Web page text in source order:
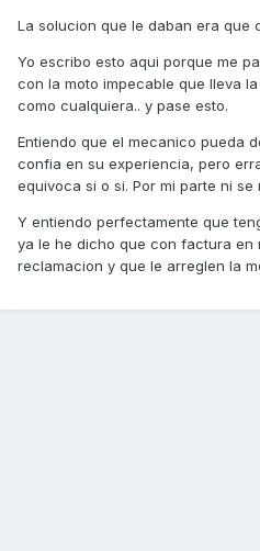
La solucion que le daban era que
Yo escribo esto aqui porque me
con la moto impecable que lleva
como cualquiera.. y pase esto.
Entiendo que el mecanico pueda
confia en su experiencia, pero
equivoca si o si. Por mi parte ni
Y entiendo perfectamente que
ya le he dicho que con factura en
reclamacion y que le arreglen la